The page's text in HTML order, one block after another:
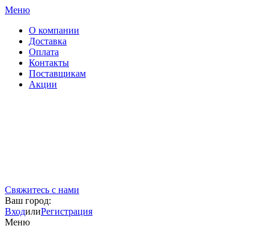
Меню
О компании
Доставка
Оплата
Контакты
Поставщикам
Акции
Свяжитесь с нами
Ваш город:
ВходилиРегистрация
Меню